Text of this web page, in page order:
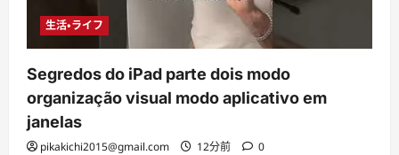
生活・ライフ
Segredos do iPad parte dois modo
organização visual modo aplicativo em
janelas
pikakichi2015@gmail.com 12分前 0